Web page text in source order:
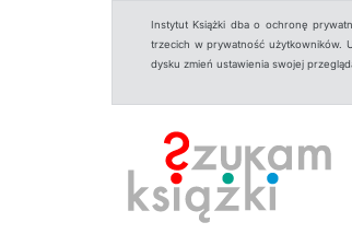
Instytut Książki dba o ochronę
trzecich w prywatność użytkowników.
dysku zmień ustawienia swojej